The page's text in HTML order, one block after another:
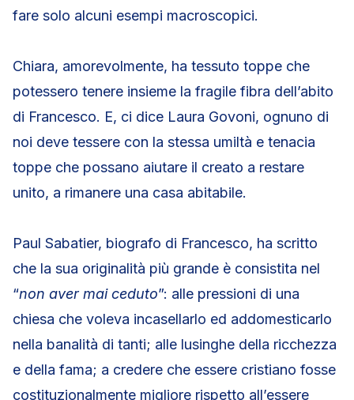
fare solo alcuni esempi macroscopici.
Chiara, amorevolmente, ha tessuto toppe che
potessero tenere insieme la fragile fibra dell’abito
di Francesco. E, ci dice Laura Govoni, ognuno di
noi deve tessere con la stessa umiltà e tenacia
toppe che possano aiutare il creato a restare
unito, a rimanere una casa abitabile.
Paul Sabatier, biografo di Francesco, ha scritto
che la sua originalità più grande è consistita nel
“non aver mai ceduto”: alle pressioni di una
chiesa che voleva incasellarlo ed addomesticarlo
nella banalità di tanti; alle lusinghe della ricchezza
e della fama; a credere che essere cristiano fosse
costituzionalmente migliore rispetto all’essere